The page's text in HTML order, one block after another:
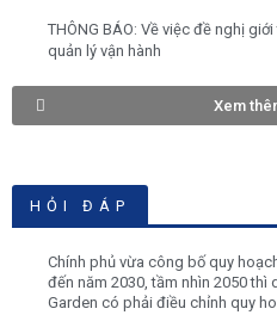
THÔNG BÁO: Về việc đề nghị
quản lý vận hành
Xem
HỎI ĐÁP
Chính phủ vừa công bố quy
đến năm 2030, tầm nhìn 2050 thì
Garden có phải điều chỉnh quy